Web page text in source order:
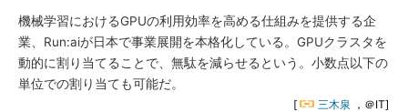
機械学習におけるGPUの利用効率を高める仕組みを提供する企
業、Run:aiが日本で事業展開を本格化している。GPUクラスタを
動的に割り当てることで、無駄を減らせるという。小数点以下の
単位での割り当ても可能だ。
[ 三木泉 ，＠IT]